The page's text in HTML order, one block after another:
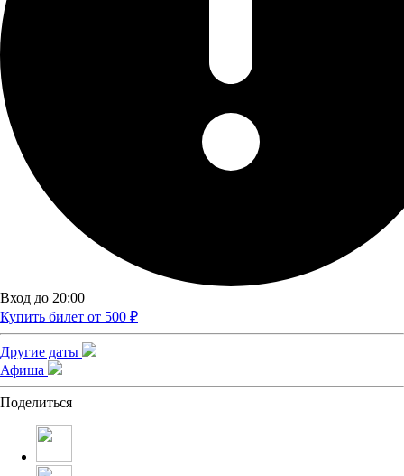
Вход до 20:00
Купить билет от 500 ₽
Другие даты
Афиша
Поделиться